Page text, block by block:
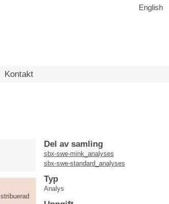
English
Kontakt
Del av samling
sbx-swe-mink_analyses
sbx-swe-standard_analyses
Typ
Analys